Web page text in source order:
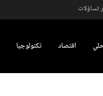
تساؤلات
اقتصاد تكنولوجيا